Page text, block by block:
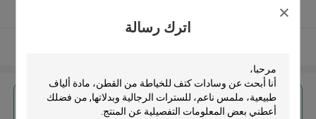
اترك رسالة
احصل على افضل سعر ل